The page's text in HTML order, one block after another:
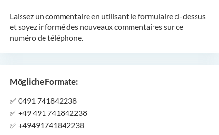
Laissez un commentaire en utilisant le formulaire ci-dessus
et soyez informé des nouveaux commentaires sur ce
numéro de téléphone.
Mögliche Formate:
✅ 0491 741842238
✅ +49 491 741842238
✅ +49491741842238